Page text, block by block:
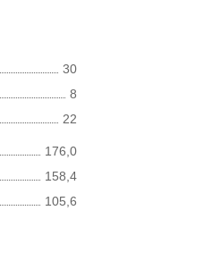
30
8
22
176,0
158,4
105,6